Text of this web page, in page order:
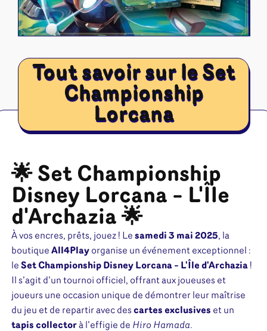
Naruto Mythos
Autres
Tapis de jeu
Tout savoir sur le Set
Championship
Lorcana
🌟 Set Championship
Disney Lorcana – L'Île
d'Archazia 🌟
À vos encres, prêts, jouez ! Le samedi 3 mai 2025, la
boutique All4Play organise un événement exceptionnel :
le Set Championship Disney Lorcana – L'Île d'Archazia !
Il s’agit d’un tournoi officiel, offrant aux joueuses et
joueurs une occasion unique de démontrer leur maîtrise
du jeu et de repartir avec des cartes exclusives et un
tapis collectorà l’effigie de Hiro Hamada.